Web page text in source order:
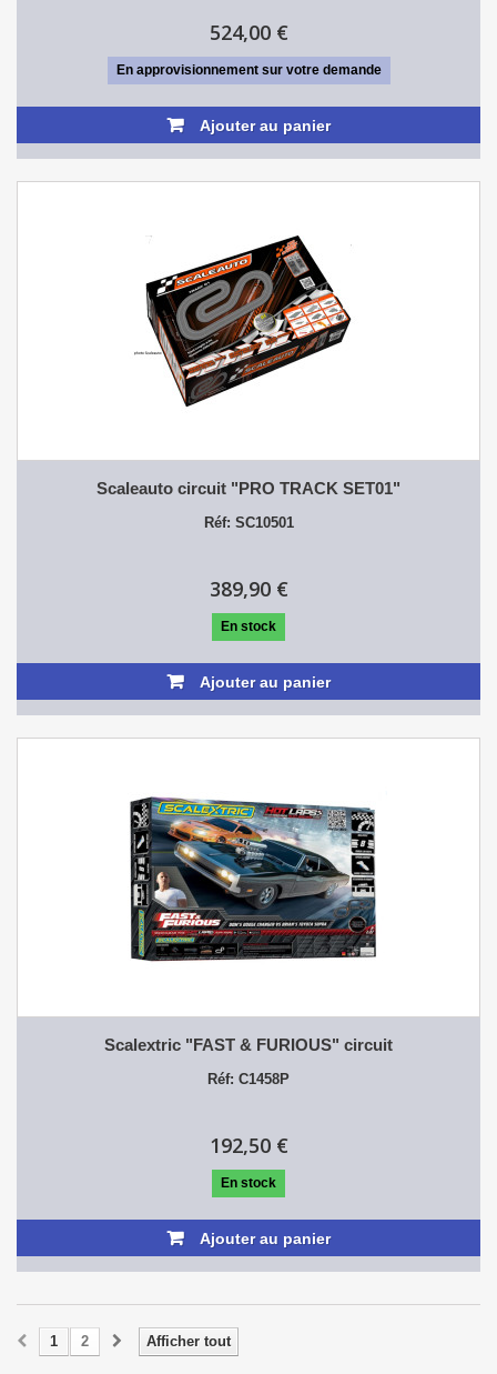
524,00 €
En approvisionnement sur votre demande
Ajouter au panier
Scaleauto circuit "PRO TRACK SET01"
Réf: SC10501
389,90 €
En stock
Ajouter au panier
Scalextric "FAST & FURIOUS" circuit
Réf: C1458P
192,50 €
En stock
Ajouter au panier
Afficher tout
1 2